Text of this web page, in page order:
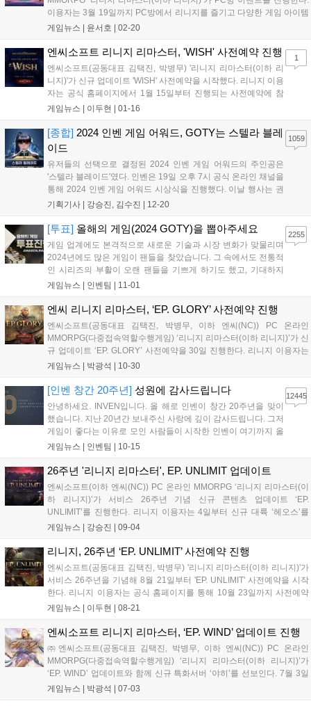
이용자는 3월 19일까지 PC방에서 리니지를 즐기고 다양한 게임 아이템
을 받을 수 있다. 추첨으로 선정된 100명의 이용자에게는 ‘스페셜 후드
게임뉴스 | 윤서호 02-20
엔씨소프트 리니지 리마스터, 'WISH' 사전예약 진행
엔씨소프트(공동대표 김택진, 박병무) '리니지 리마스터(이하 리
니지)'가 신규 업데이트 'WISH' 사전예약을 시작했다. 리니지 이용
자는 공식 홈페이지에서 1월 15일부터 진행되는 사전예약에 참
여하면 레벨과 서버에 따라 'WISH 장비 지원 상자' 혹은 'WISH 축
서는 공통적으로 ▲레벨 구간...
게임뉴스 | 이두현 01-16
1
[종합] 2024 인벤 게임 어워드, GOTY는 스텔라 블레
이드
유저들의 선택으로 결정된 2024 인벤 게임 어워드의 주인공은
'스텔라 블레이드'였다. 인벤은 19일 오후 7시 공식 온라인 채널을
통해 2024 인벤 게임 어워드 시상식을 진행했다. 이날 행사는 권
이슬 아나운서, 인플루언서 인간젤리, 인벤 김수진 기자가 총 13
워드는 올해 비경쟁 부문 '...
기획기사 | 강승진, 김수진 12-20
1059
[투표] 올해의 게임(2024 GOTY)을 뽑아주세요
게임 업계에도 본격적으로 새로운 기술과 시장 변화가 맞물리며
2024년에도 많은 게임이 팬들을 찾았습니다. 그 속에서도 전통적
인 시리즈의 부활이 오랜 팬들을 기쁘게 하기도 했고, 기대하지
못했던 신작이 깜짝 흥행을 거두기도 했습니다. 특히 일본은 물론
3국에 대한 기대가 높아지기도 했습니다....
게임뉴스 | 인벤팀 11-01
2255
엔씨 리니지 리마스터, ‘EP. GLORY’ 사전예약 진행
엔씨소프트(공동대표 김택진, 박병무, 이하 엔씨(NC)) PC 온라인
MMORPG(다중접속역할수행게임) ‘리니지 리마스터(이하 리니지)’가 신
규 업데이트 ‘EP. GLORY’ 사전예약을 30일 진행한다. 리니지 이용자는
사전예약에 참여 시 ▲페어리 퀸의 아티펙트 ▲페어리의 가호 ▲페어리
자’...
게임뉴스 | 박광석 10-30
[인벤 창간 20주년] 성원에 감사드립니다
안녕하세요. INVEN입니다. 올 해로 인벤이 창간 20주년을 맞이
했습니다. 지난 20년간 보내주신 사랑에 깊이 감사드립니다. 그저
게임이 좋다는 이유로 모인 사람들이 시작한 인벤이 여기까지 올
수 있었던 것은 보내주신 사랑과 성원 덕분이라고 생각합니다. 이
이제는 그 말을 쓰지 못하고, '고작...
게임뉴스 | 인벤팀 10-15
12445
26주년 '리니지 리마스터', EP. UNLIMIT 업데이트
엔씨소프트(이하 엔씨(NC)) PC 온라인 MMORPG ‘리니지 리마스터(이
하 리니지)’가 서비스 26주년 기념 신규 콘텐츠 업데이트 ‘EP.
UNLIMIT’를 진행한다. 리니지 이용자는 4일부터 신규 대륙 ‘헤오스’를
즐길 수 있다. 인터서버 기반의 헤오스는 전 서버 이용자들이 만나는 새
필...
게임뉴스 | 강승진 09-04
리니지, 26주년 ‘EP. UNLIMIT’ 사전예약 진행
엔씨소프트(공동대표 김택진, 박병무) '리니지 리마스터(이하 리니지)'가
서비스 26주년을 기념해 8월 21일부터 'EP. UNLIMIT' 사전예약을 시작
한다. 리니지 이용자는 공식 홈페이지를 통해 10월 23일까지 사전예약
에 참여할 수 있다. 사전예약에 참여한 이용자에게는 드래곤 슬레이어
게임뉴스 | 이두현 08-21
엔씨소프트 리니지 리마스터, ‘EP. WIND’ 업데이트 진행
㈜엔씨소프트(공동대표 김택진, 박병무, 이하 엔씨(NC)) PC 온라인
MMORPG(다중접속역할수행게임) ‘리니지 리마스터(이하 리니지)’가
‘EP. WIND’ 업데이트와 함께 신규 특화서버 ‘야히’를 선보인다. 7월 3일
20시 정식 출시되는 신서버 ‘야히’는 아인하사드 시스템 및 일부 설정이
게임뉴스 | 박광석 07-03